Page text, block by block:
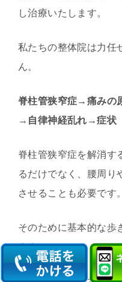
し治療いたします。
私たちの整体院は力任
ん。
脊柱管狭窄症→痛みの
→自律神経乱れ→症状
脊柱管狭窄症を解消す
るだけでなく、腰周り
させることも必要です。
そのために基本的な歩
ます。